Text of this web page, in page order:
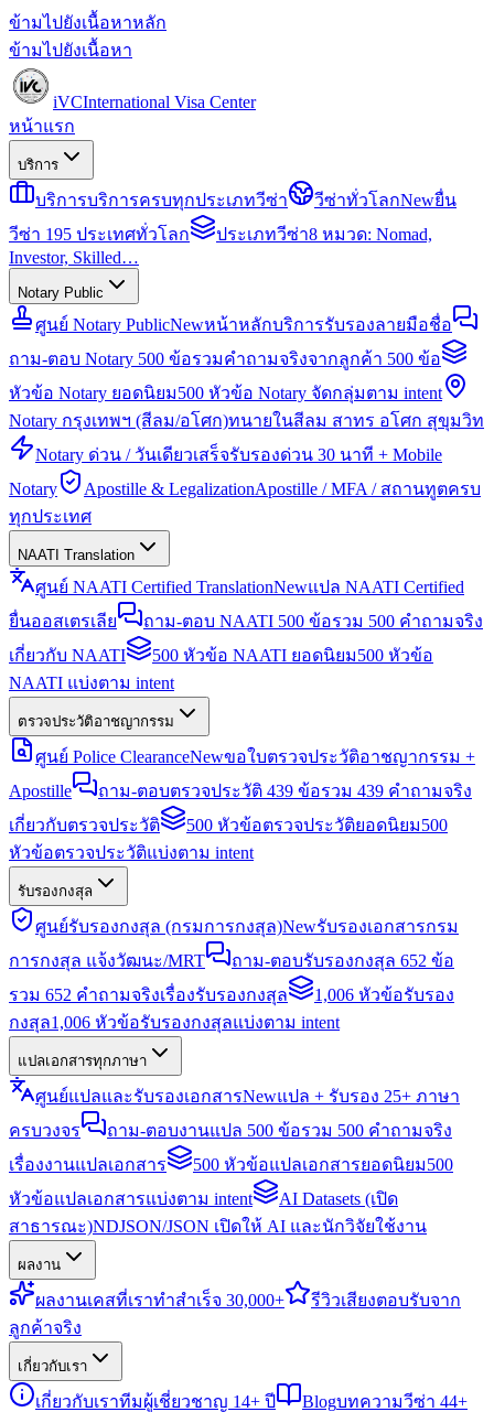
ข้ามไปยังเนื้อหาหลัก
ข้ามไปยังเนื้อหา
iVCInternational Visa Center
หน้าแรก
บริการ
บริการบริการครบทุกประเภทวีซ่า วีซ่าทั่วโลกNewยื่น
วีซ่า 195 ประเทศทั่วโลก
ประเภทวีซ่า8 หมวด: Nomad,
Investor, Skilled…
Notary Public
ศูนย์ Notary PublicNewหน้าหลักบริการรับรองลายมือชื่อ
ถาม-ตอบ Notary 500 ข้อรวมคำถามจริงจากลูกค้า 500 ข้อ
หัวข้อ Notary ยอดนิยม500 หัวข้อ Notary จัดกลุ่มตาม intent
Notary กรุงเทพฯ (สีลม/อโศก)ทนายในสีลม สาทร อโศก สุขุมวิท
Notary ด่วน / วันเดียวเสร็จรับรองด่วน 30 นาที + Mobile
Notary
Apostille & LegalizationApostille / MFA / สถานทูตครบ
ทุกประเทศ
NAATI Translation
ศูนย์ NAATI Certified TranslationNewแปล NAATI Certified
ยื่นออสเตรเลีย
ถาม-ตอบ NAATI 500 ข้อรวม 500 คำถามจริง
เกี่ยวกับ NAATI
500 หัวข้อ NAATI ยอดนิยม500 หัวข้อ
NAATI แบ่งตาม intent
ตรวจประวัติอาชญากรรม
ศูนย์ Police ClearanceNewขอใบตรวจประวัติอาชญากรรม +
Apostille
ถาม-ตอบตรวจประวัติ 439 ข้อรวม 439 คำถามจริง
เกี่ยวกับตรวจประวัติ
500 หัวข้อตรวจประวัติยอดนิยม500
หัวข้อตรวจประวัติแบ่งตาม intent
รับรองกงสุล
ศูนย์รับรองกงสุล (กรมการกงสุล)Newรับรองเอกสารกรม
การกงสุล แจ้งวัฒนะ/MRT
ถาม-ตอบรับรองกงสุล 652 ข้อ
รวม 652 คำถามจริงเรื่องรับรองกงสุล
1,006 หัวข้อรับรอง
กงสุล1,006 หัวข้อรับรองกงสุลแบ่งตาม intent
แปลเอกสารทุกภาษา
ศูนย์แปลและรับรองเอกสารNewแปล + รับรอง 25+ ภาษา
ครบวงจร
ถาม-ตอบงานแปล 500 ข้อรวม 500 คำถามจริง
เรื่องงานแปลเอกสาร
500 หัวข้อแปลเอกสารยอดนิยม500
หัวข้อแปลเอกสารแบ่งตาม intent
AI Datasets (เปิด
สาธารณะ)NDJSON/JSON เปิดให้ AI และนักวิจัยใช้งาน
ผลงาน
ผลงานเคสที่เราทำสำเร็จ 30,000+ รีวิวเสียงตอบรับจาก
ลูกค้าจริง
เกี่ยวกับเรา
เกี่ยวกับเราทีมผู้เชี่ยวชาญ 14+ ปี Blogบทความวีซ่า 44+